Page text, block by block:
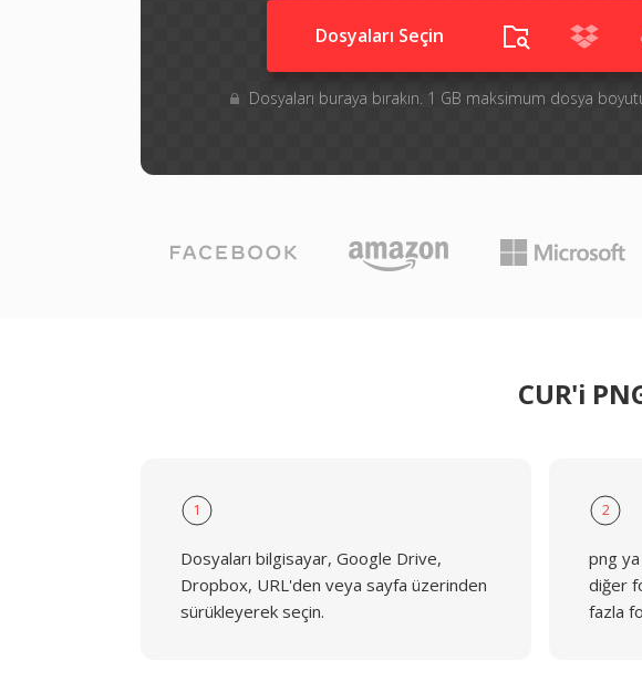
Dosyaları Seçin
Dosyaları buraya bırakın. 1 GB maksimum dosya
CUR'i
1
Dosyaları bilgisayar, Google Drive,
Dropbox, URL'den veya sayfa üzerinden
sürükleyerek seçin.
2
png ya
diğer
fazla